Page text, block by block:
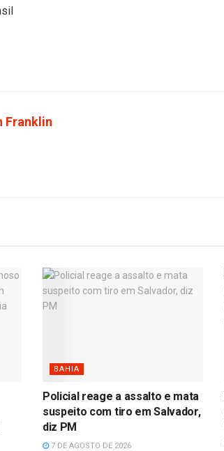
Franklin
BAHIA
Policial reage a assalto e mata
suspeito com tiro em Salvador,
diz PM
7 DE AGOSTO DE 2026